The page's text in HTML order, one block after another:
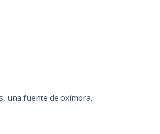
una fuente de oxímora.